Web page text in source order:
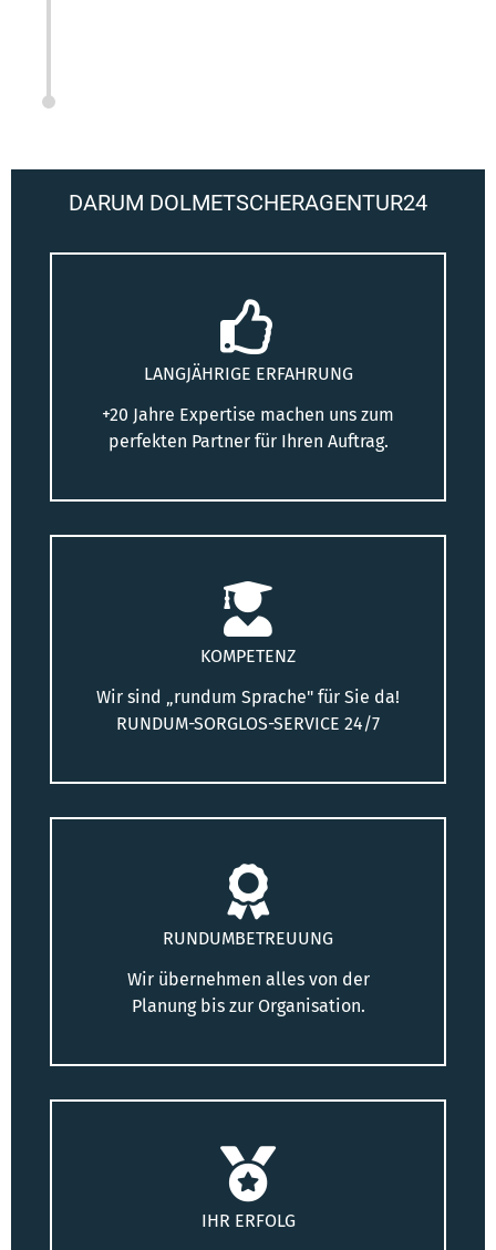
DARUM DOLMETSCHERAGENTUR24
LANGJÄHRIGE ERFAHRUNG
+20 Jahre Expertise machen uns zum
perfekten Partner für Ihren Auftrag.
KOMPETENZ
Wir sind „rundum Sprache" für Sie da!
RUNDUM-SORGLOS-SERVICE 24/7
RUNDUMBETREUUNG
Wir übernehmen alles von der
Planung bis zur Organisation.
IHR ERFOLG